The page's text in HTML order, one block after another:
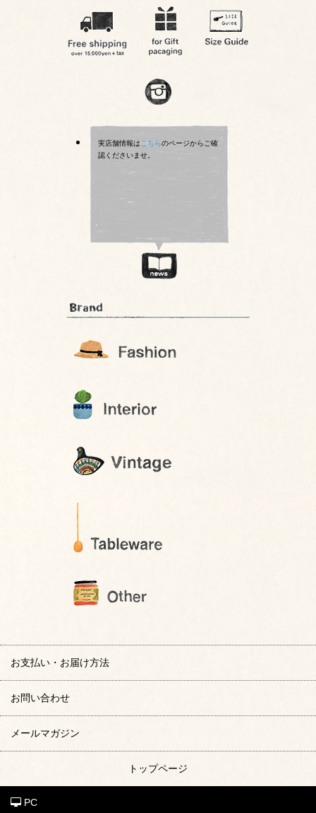
実店舗情報はこちらのページからご確
認くださいませ。
お支払い・お届け方法
お問い合わせ
メールマガジン
トップページ
PC